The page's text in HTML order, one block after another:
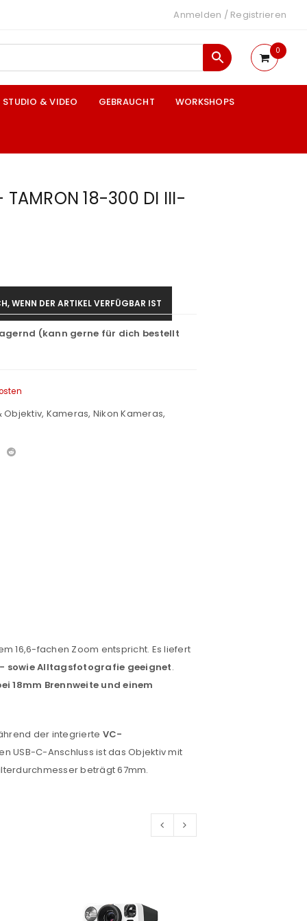
like to hear from us
Anmelden / Registrieren
0
STUDIO & VIDEO GEBRAUCHT WORKSHOPS
TAMRON 18-300 DI III-
WENN DER ARTIKEL VERFÜGBAR IST
(kann gerne für dich bestellt
Objektiv, Kameras, Nikon Kameras,
16,6-fachen Zoom entspricht. Es liefert
sowie Alltagsfotografie geeignet.
18mm Brennweite und einem
der integrierte VC-
USB-C-Anschluss ist das Objektiv mit
beträgt 67mm.